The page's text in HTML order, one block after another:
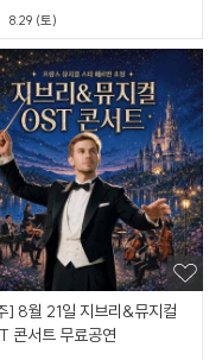
8.29 (토)
] 8월 21일 지브리&뮤지컬
콘서트 무료공연